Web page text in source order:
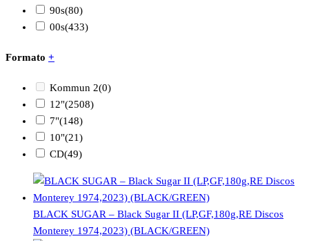
90s(80)
00s(433)
Formato +
Kommun 2(0)
12"(2508)
7"(148)
10"(21)
CD(49)
BLACK SUGAR – Black Sugar II (LP,GF,180g,RE Discos
Monterey 1974,2023) (BLACK/GREEN)